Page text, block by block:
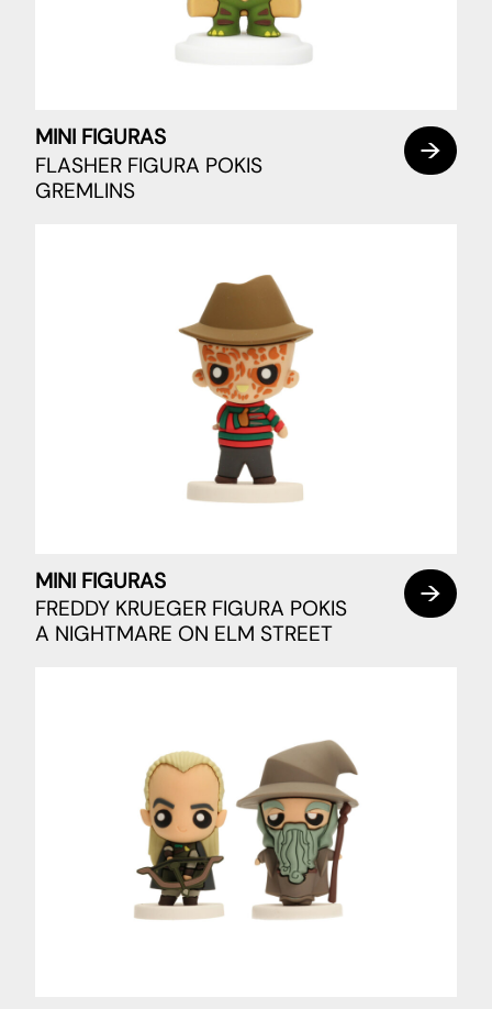
MINI FIGURAS
FLASHER FIGURA POKIS
GREMLINS
MINI FIGURAS
FREDDY KRUEGER FIGURA POKIS
A NIGHTMARE ON ELM STREET